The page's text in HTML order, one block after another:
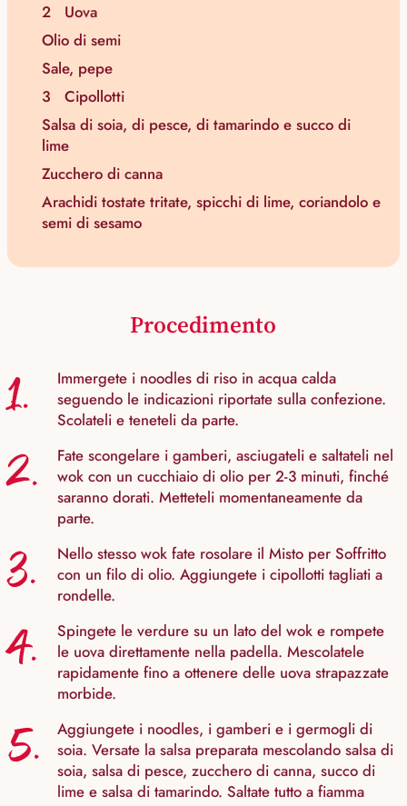
2
Uova
Olio di semi
Sale, pepe
3
Cipollotti
Salsa di soia, di pesce, di tamarindo e succo di
lime
Zucchero di canna
Arachidi tostate tritate, spicchi di lime, coriandolo e
semi di sesamo
Procedimento
1.
Immergete i noodles di riso in acqua calda
seguendo le indicazioni riportate sulla confezione.
Scolateli e teneteli da parte.
2.
Fate scongelare i gamberi, asciugateli e saltateli nel
wok con un cucchiaio di olio per 2-3 minuti, finché
saranno dorati. Metteteli momentaneamente da
parte.
3.
Nello stesso wok fate rosolare il Misto per Soffritto
con un filo di olio. Aggiungete i cipollotti tagliati a
rondelle.
4.
Spingete le verdure su un lato del wok e rompete
le uova direttamente nella padella. Mescolatele
rapidamente fino a ottenere delle uova strapazzate
morbide.
5.
Aggiungete i noodles, i gamberi e i germogli di
soia. Versate la salsa preparata mescolando salsa di
soia, salsa di pesce, zucchero di canna, succo di
lime e salsa di tamarindo. Saltate tutto a fiamma